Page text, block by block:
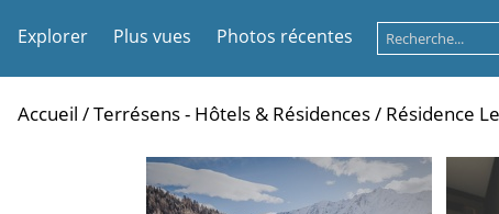
Explorer Plus vues Photos récentes
Accueil /Terrésens - Hôtels & Résidences/ Résidence